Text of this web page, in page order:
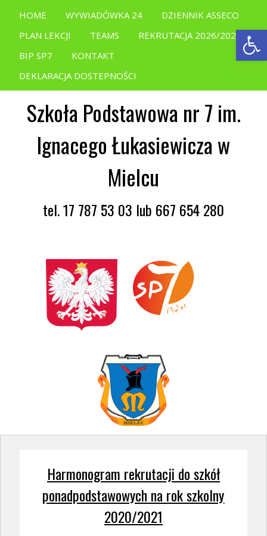
HOME WYWIADÓWKA 24
DZIENNIK ASSECO
PLAN LEKCJI
TEAMS
REKRUTACJA 2026/2027
BIP SP7
KONTAKT
DEKLARACJA DOSTEPNOŚCI
Szkoła Podstawowa nr 7 im.
Ignacego Łukasiewicza w
Mielcu
tel. 17 787 53 03 lub 667 654 280
Harmonogram rekrutacji do szkół
ponadpodstawowych na rok szkolny
2020/2021